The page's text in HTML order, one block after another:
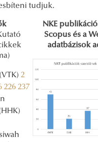
tudjuk.
2
226 237
NKE
Scopus és a
adatbázisok